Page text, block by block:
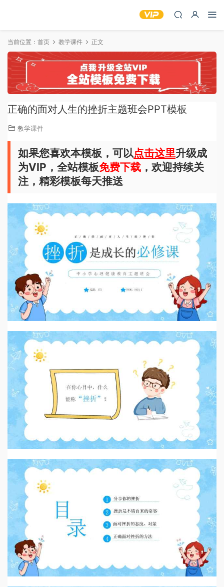
当前位置： 首页 教学课件 正文
正确的面对人生的挫折主题班会PPT模板
教学课件
如果您喜欢本模板，可以点击这里升级成
为VIP，全站模板免费下载 ，欢迎持续关
注，精彩模板每天推送